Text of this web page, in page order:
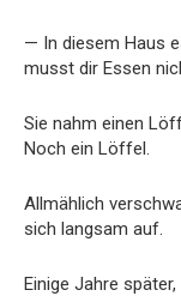
— In diesem Haus
musst dir Essen
Sie nahm einen
Noch ein Löffel.
Allmählich
sich langsam auf.
Einige Jahre